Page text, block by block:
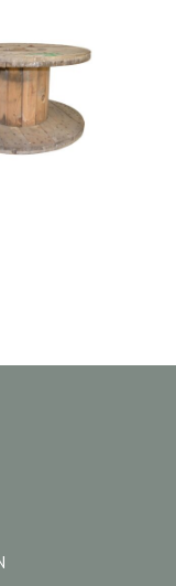
en
« Joé »
15,50 €